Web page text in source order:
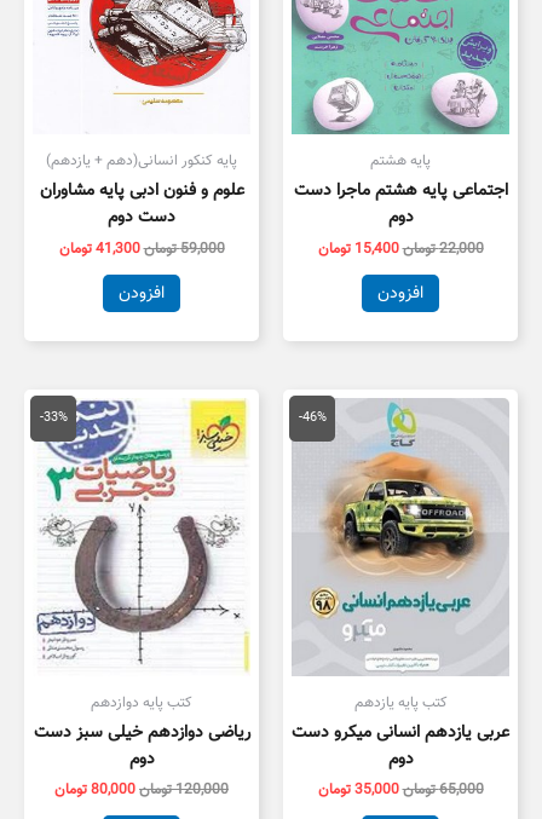
پایه هشتم
اجتماعی پایه هشتم ماجرا دست
دوم
22,000تومان15,400 تومان
افزودن
پایه کنکور انسانی(دهم + یازدهم)
علوم و فنون ادبی پایه مشاوران
دست دوم
59,000تومان41,300تومان
افزودن
-46%
کتب پایه یازدهم
عربی یازدهم انسانی میکرو دست
دوم
65,000تومان
قیمت
اصلی
65,000 تومان
بود.
35,000تومان
قیمت
فعلی
35,000 تومان
-33%
کتب پایه دوازدهم
ریاضی دوازدهم خیلی سبز دست
دوم
120,000تومان
قیمت
اصلی
120,000 تومان
بود.
80,000تومان
قیمت
فعلی
است.